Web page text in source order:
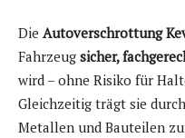
Die Autoverschrottung
Fahrzeug sicher,
wird – ohne Risiko für
Gleichzeitig trägt sie
Metallen und Bauteilen